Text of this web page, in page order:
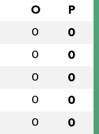
O P
0 0
0 0
0 0
0 0
0 0